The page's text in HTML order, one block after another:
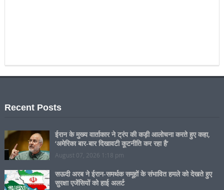
Recent Posts
ईरान के मुख्य वार्ताकार ने ट्रंप की कड़ी आलोचना करते हुए कहा,
‘अमेरिका बार-बार दिखावटी कूटनीति कर रहा है’
August 07, 2026 1:18 pm
सऊदी अरब ने ईरान-समर्थक समूहों के संभावित हमले को देखते हुए
सुरक्षा एजेंसियों को हाई अलर्ट